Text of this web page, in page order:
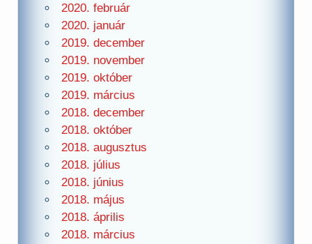
2020. február
2020. január
2019. december
2019. november
2019. október
2019. március
2018. december
2018. október
2018. augusztus
2018. július
2018. június
2018. május
2018. április
2018. március